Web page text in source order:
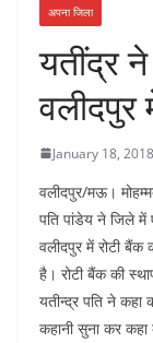
अपना जिला
यतींद्र
वलीदपुर
January 18, 2018
वलीदपुर/मऊ।
पति पांडेय ने जिले में
वलीदपुर में रोटी
है। रोटी बैंक की
यतीन्द्र पति ने कहा
कहानी सुना कर